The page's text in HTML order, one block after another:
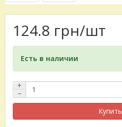
124.8 грн/шт
Есть в наличии
+
−
Купить